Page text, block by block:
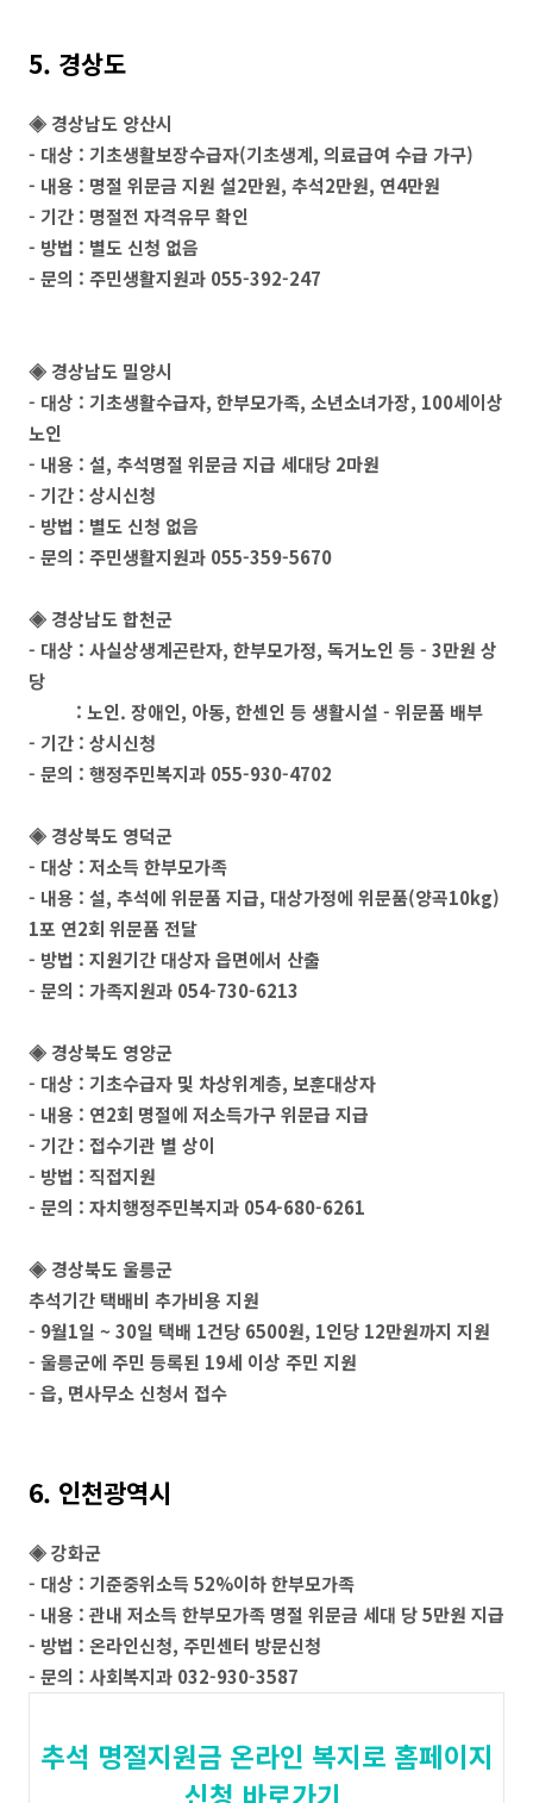
5. 경상도
◈ 경상남도 양산시
- 대상 : 기초생활보장수급자(기초생계, 의료급여 수급 가구)
- 내용 : 명절 위문금 지원 설2만원, 추석2만원, 연4만원
- 기간 : 명절전 자격유무 확인
- 방법 : 별도 신청 없음
- 문의 : 주민생활지원과 055-392-247
◈ 경상남도 밀양시
- 대상 : 기초생활수급자, 한부모가족, 소년소녀가장, 100세이상
노인
- 내용 : 설, 추석명절 위문금 지급 세대당 2마원
- 기간 : 상시신청
- 방법 : 별도 신청 없음
- 문의 : 주민생활지원과 055-359-5670
◈ 경상남도 합천군
- 대상 : 사실상생계곤란자, 한부모가정, 독거노인 등 - 3만원 상
당
: 노인. 장애인, 아동, 한센인 등 생활시설 - 위문품 배부
- 기간 : 상시신청
- 문의 : 행정주민복지과 055-930-4702
◈ 경상북도 영덕군
- 대상 : 저소득 한부모가족
- 내용 : 설, 추석에 위문품 지급, 대상가정에 위문품(양곡10kg)
1포 연2회 위문품 전달
- 방법 : 지원기간 대상자 읍면에서 산출
- 문의 : 가족지원과 054-730-6213
◈ 경상북도 영양군
- 대상 : 기초수급자 및 차상위계층, 보훈대상자
- 내용 : 연2회 명절에 저소득가구 위문급 지급
- 기간 : 접수기관 별 상이
- 방법 : 직접지원
- 문의 : 자치행정주민복지과 054-680-6261
◈ 경상북도 울릉군
추석기간 택배비 추가비용 지원
- 9월1일 ~ 30일 택배 1건당 6500원, 1인당 12만원까지 지원
- 울릉군에 주민 등록된 19세 이상 주민 지원
- 읍, 면사무소 신청서 접수
6. 인천광역시
◈ 강화군
- 대상 : 기준중위소득 52%이하 한부모가족
- 내용 : 관내 저소득 한부모가족 명절 위문금 세대 당 5만원 지급
- 방법 : 온라인신청, 주민센터 방문신청
- 문의 : 사회복지과 032-930-3587
추석 명절지원금 온라인 복지로 홈페이지
신청 바로가기